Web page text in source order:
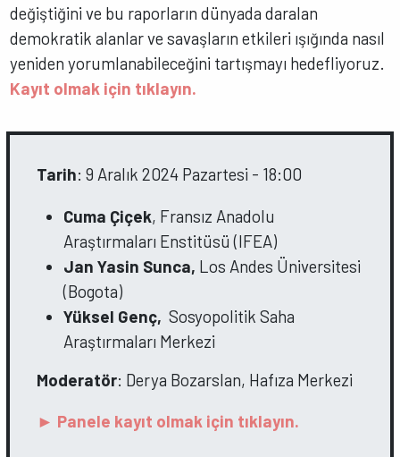
değiştiğini ve bu raporların dünyada daralan
demokratik alanlar ve savaşların etkileri ışığında nasıl
yeniden yorumlanabileceğini tartışmayı hedefliyoruz.
Kayıt olmak için tıklayın.
Tarih: 9 Aralık 2024 Pazartesi - 18:00
Cuma Çiçek, Fransız Anadolu
Araştırmaları Enstitüsü (IFEA)
Jan Yasin Sunca, Los Andes Üniversitesi
(Bogota)
Yüksel Genç, Sosyopolitik Saha
Araştırmaları Merkezi
Moderatör: Derya Bozarslan, Hafıza Merkezi
► Panele kayıt olmak için tıklayın.